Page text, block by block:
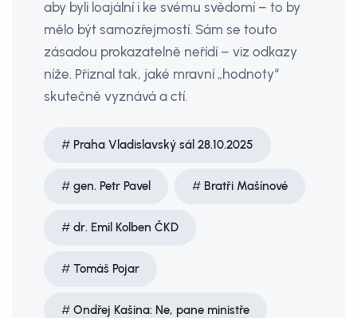
aby byli loajální i ke svému svědomí – to by
mělo být samozřejmostí. Sám se touto
zásadou prokazatelně neřídí – viz odkazy
níže. Přiznal tak, jaké mravní „hodnoty“
skutečně vyznává a ctí.
Praha Vladislavský sál 28.10.2025
gen. Petr Pavel Bratři Mašínové
dr. Emil Kolben ČKD
Tomáš Pojar
Ondřej Kašina: Ne, pane ministře